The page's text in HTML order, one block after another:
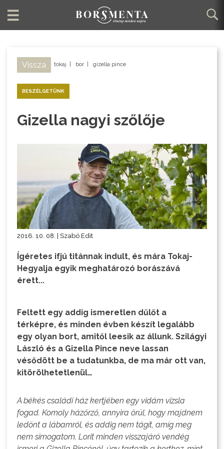
Vissza tokaj bor gizella pince
BESZÉLGETÜNK
Gizella nagyi szőlője
2016. 10. 08. | Szabó Edit
Ígéretes ifjú titánnak indult, és mára Tokaj-
Hegyalja egyik meghatározó borászává
érett...
Feltett egy addig ismeretlen dűlőt a
térképre, és minden évben készít legalább
egy olyan bort, amitől leesik az állunk. Szilágyi
László és a Gizella Pince neve lassan
vésődött be a tudatunkba, de ma már ott van,
kitörölhetetlenül…
A békés családi ház kertjében egy vidám vizsla
fogad. Komoly házőrző, annyira örül, hogy majdnem
ledönt a lábamról, és addig nem tágít, amíg meg
nem simogatom. Lorit minden visszajáró vendég